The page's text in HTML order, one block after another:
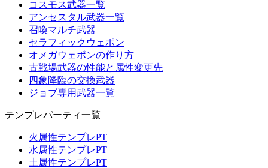
コスモス武器一覧
アンセスタル武器一覧
召喚マルチ武器
セラフィックウェポン
オメガウェポンの作り方
古戦場武器の性能と属性変更先
四象降臨の交換武器
ジョブ専用武器一覧
テンプレパーティ一覧
火属性テンプレPT
水属性テンプレPT
土属性テンプレPT